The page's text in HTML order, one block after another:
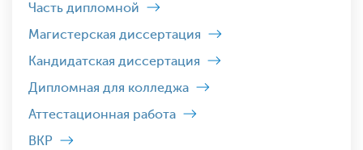
Часть дипломной
Магистерская диссертация
Кандидатская диссертация
Дипломная для колледжа
Аттестационная работа
ВКР